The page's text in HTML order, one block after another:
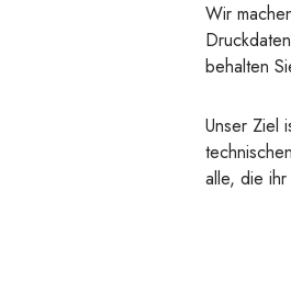
Wir
behalten
Unser Ziel
alle, die